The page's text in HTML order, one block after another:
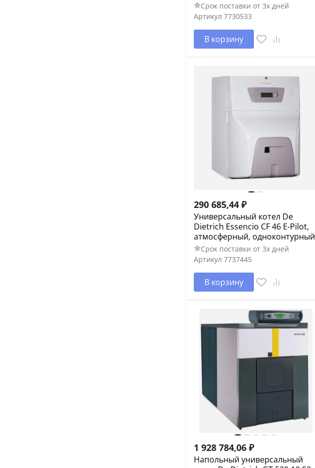
Срок поставки от 3х дней
Артикул 7730533
В корзину
290 685,44 ₽
Универсальный котел De
Dietrich Essencio CF 46 E-Pilot,
атмосферный, одноконтурный
Срок поставки от 3х дней
Артикул 7737445
В корзину
1 928 784,06 ₽
Напольный универсальный